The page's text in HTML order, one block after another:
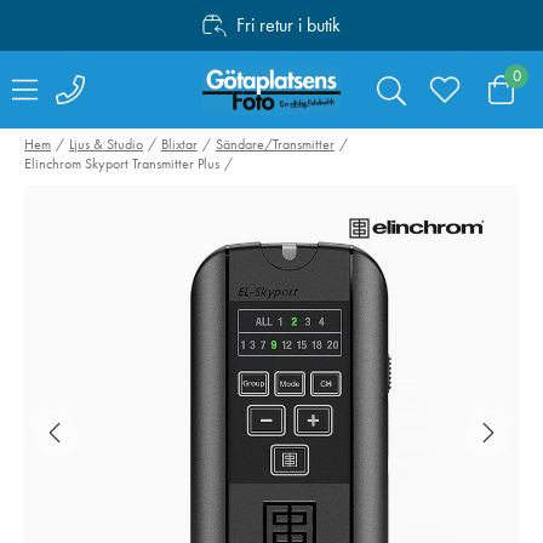
Fri retur i butik
Personlig service
Fri frakt över 1000:-
0
Swarovski Variable
Phone Adapter VPA
Hem Ljus & Studio Blixtar
Sändare/Transmitter
Elinchrom Skyport Transmitter Plus